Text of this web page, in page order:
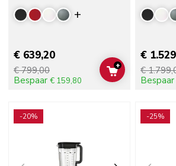
Display more
€ 639,20
€ 799,00
Bespaar € 159,80
ADD TO CART
+
€
€
Bespaar
-20% -25%